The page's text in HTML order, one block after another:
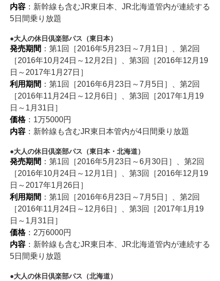
内容：新幹線も含むJR東日本、JR北海道管内が連続する
5日間乗り放題
大人の休日倶楽部パス（東日本）
発売期間 ：第1回［2016年5月23日～7月1日］、第2回
［2016年10月24日～12月2日］、第3回［2016年12月19
日～2017年1月27日］
利用期間 ：第1回［2016年6月23日～7月5日］、第2回
［2016年11月24日～12月6日］、第3回［2017年1月19
日～1月31日］
価格：1万5000円
内容：新幹線も含むJR東日本管内が4日間乗り放題
大人の休日倶楽部パス（東日本・北海道）
発売期間 ：第1回［2016年5月23日～6月30日］、第2回
［2016年10月24日～12月1日］、第3回［2016年12月19
日～2017年1月26日］
利用期間 ：第1回［2016年6月23日～7月5日］、第2回
［2016年11月24日～12月6日］、第3回［2017年1月19
日～1月31日］
価格：2万6000円
内容：新幹線も含むJR東日本、JR北海道管内が連続する
5日間乗り放題
大人の休日倶楽部パス（北海道）